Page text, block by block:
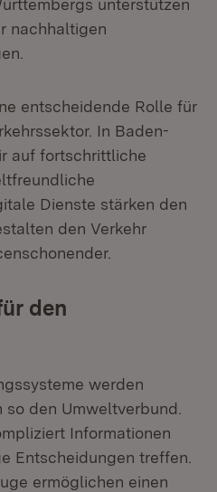
unterstützen
nachhaltigen
entscheidende Rolle für
In Baden-
auf fortschrittliche
Dienste stärken den
den Verkehr
den
werden
den Umweltverbund.
Informationen
Entscheidungen treffen.
ermöglichen einen